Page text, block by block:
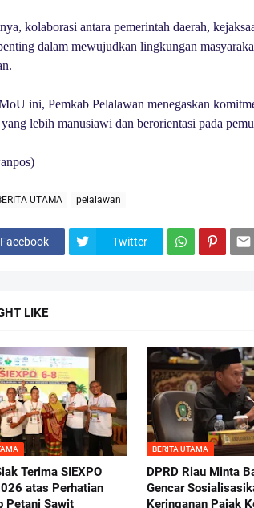
kolaborasi antara pemerintah daerah,
dalam mewujudkan lingkungan
ini, Pemkab Pelalawan menegaskan
lebih manusiawi dan berorientasi pada
UTAMA pelalawan
Facebook Twitter
LIKE
Terima SIEXPO
atas Perhatian
Petani Sawit
BERITA UTAMA
DPRD Riau Minta
Gencar
Keringanan Pajak